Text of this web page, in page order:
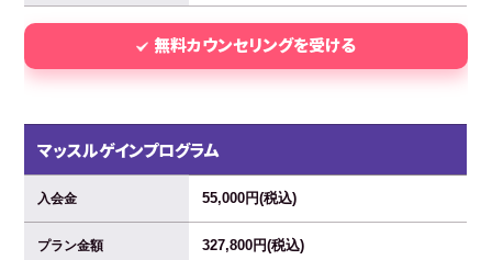
無料カウンセリングを受ける
マッスルゲインプログラム
入会金 55,000円(税込)
プラン金額 327,800円(税込)